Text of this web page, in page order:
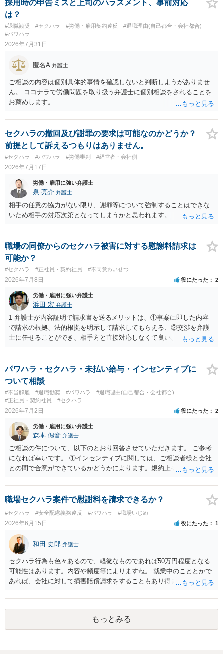
採用時の申告ミスと上司のハラスメント、事前対応
は？
#退職勧奨 #セクハラ #労働・雇用契約違反
#退職理由(自己都合・会社都合)
#パワハラ
2026年7月31日
匿名A 弁護士
ご相談の内容は個別具体的事情を確認しないと判断しようがありませ
ん。 ココナラで労働問題を取り扱う弁護士に個別相談をされることを
お薦めします。
セクハラの撤回及び謝罪の要求は可能なのかどうか？
前提として訴えるつもりはありません。
#セクハラ #パワハラ #労働審判 #経営者・会社側
2026年7月17日
労働・雇用に強い弁護士
泉 亮介 弁護士
相手の任意の協力がない限り、謝罪等について強制することはできな
いため相手の対応次第となってしまうかと思われます。
職場の同僚からのセクハラ被害に対する慰謝料請求は
可能か？
#セクハラ #正社員・契約社員 #不同意わいせつ
2026年7月8日 役にたった 2
労働・雇用に強い弁護士
浜田 宏 弁護士
1 弁護士が内容証明で請求書を送るメリットは、①事案に即した内容
で請求の根拠、法的根拠を明示して請求してもらえる、②交渉を弁護
士に任せることができ、相手方と直接対応しなくて良い、というとこ
請求は可能ですが、相手が任意に払うかどうかは分かりません。 ２
民事訴訟に証拠の制限はありませんが、秘密録音はプライバシー保護
の観点から、裁判の証拠にする場合には注意が必要です(証拠排除され
る場合があります。)。 ３ 会社がどういう証拠に基づいて、誰が判断
したかわかりませんが、会社がセクハラ認定しなかったからといっ
て、裁判所も認定しないとは限りません。具体的な証拠とそれで認定
しないようにして下さい。そういう報復的なことをしなければ名誉毀
損にはなりません。反訴は貴女が加害行為をしなければ、通常は起こ
されません。 ５ 裁判をして、和解すれば和解金が入ります。 勝訴
判決を得て確定すれば、判決認容額を払ってもらいます。任意に支払
わない場合には、給与や預貯金、不動産などの財産を差押えます。
難易度によって変わります。また、現在は弁護士報酬は自由化されて
いますので、依頼する弁護士によっても費用は変わってきます。
パワハラ・セクハラ・未払い給与・インセンティブに
ついて相談
#不当解雇 #退職勧奨 #パワハラ
#退職理由(自己都合・会社都合)
#正社員・契約社員
#セクハラ
2026年7月2日 役にたった 2
労働・雇用に強い弁護士
森本 偲音 弁護士
ご相談の件について、以下のとおり回答させていただきます。 ご参考
になれば幸いです。 ①インセンティブに関しては、ご相談者様と会社
との間で合意ができているかどうかによります。規約上そのような合
は口頭でも成立しますが、裁判等で争点となった場合には録音等の証
拠がない限り立証が困難となり、請求が認められない可能性がござい
ます。 ②未払給与に関しては労務を提供しているのにもかかわらず支
払われていない場合は、契約違反となりますので請求可能かと存じま
す。 ③休日・時間外労働については、休日・時間外労働があったこと
を示す証拠があるかまずは確認する必要があるかと存じます。 ④パワ
ハラ・セクハラに関しては、具体的な言動の内容によって判断が分か
れますので、録音データやLINEでのやり取り等を確認する必要がある
かと存じます。 ⑤退職勧奨については退職する意思がないのであれば
きっぱりと断ればよく、解雇については不当な解雇である場合には解
雇無効を争うなどの対応が考えられます。 回答としては以上になりま
すが、まずは、資料一式をご持参いただき最寄りの法律事務所にご相
談するか、労働基準監督署に相談する等の対応をしていただくことが
職場セクハラ案件で慰謝料を請求できるか？
#セクハラ #安全配慮義務違反 #パワハラ #職場いじめ
2026年6月15日 役にたった 1
和田 史郎 弁護士
セクハラ行為も色々あるので、軽微なものであれば50万円程度となる
可能性はあります。内容や頻度等によりますね。 就業中のこととかで
あれば、会社に対して損害賠償請求をすることもあり得ます。
もっとみる